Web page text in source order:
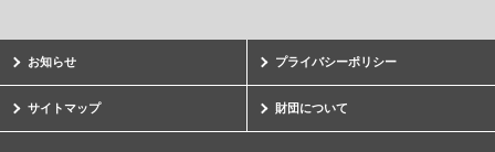
お知らせ プライバシーポリシー
サイトマップ 財団について